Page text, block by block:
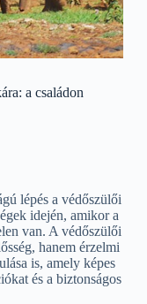
a családon
lépés a védőszülői
idején, amikor a
van. A védőszülői
hanem érzelmi
is, amely képes
és a biztonságos